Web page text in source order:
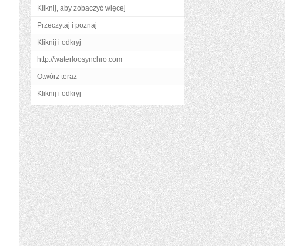
Kliknij, aby zobaczyć więcej
Przeczytaj i poznaj
Kliknij i odkryj
http://waterloosynchro.com
Otwórz teraz
Kliknij i odkryj